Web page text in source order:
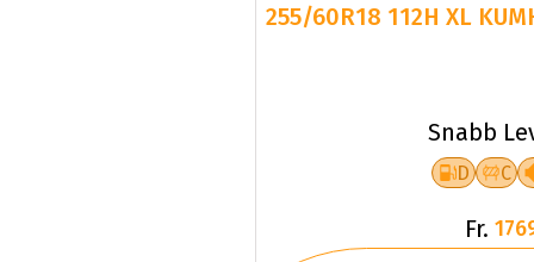
255/60R18 112H XL
Snabb
D C
Fr.